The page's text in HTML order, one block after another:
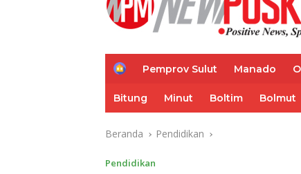
H
e
Pemprov Sulut Manado
Bitung Minut Boltim Bolmut
Beranda Pendidikan
Pendidikan